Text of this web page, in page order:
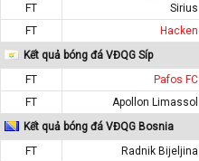
FT
Sirius
FT
Hacken
Kết quả bóng đá VĐQG Síp
FT
Pafos FC
FT
Apollon Limassol
Kết quả bóng đá VĐQG Bosnia
FT
Radnik Bijeljina